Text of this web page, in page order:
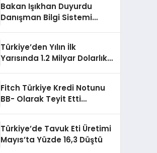
Bakan Işıkhan Duyurdu
Danışman Bilgi Sistemi
Türkiye’den Yılın İlk
Yarısında 1.2 Milyar Dolarlık
Fitch Türkiye Kredi Notunu
BB- Olarak Teyit Etti
Türkiye’de Tavuk Eti Üretimi
Mayıs’ta Yüzde 16,3 Düştü